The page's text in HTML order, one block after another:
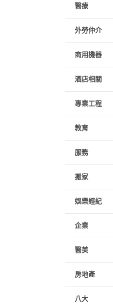
醫療
外勞仲介
商用機器
酒店相關
專業工程
教育
服務
搬家
娛樂經紀
企業
醫美
房地產
八大